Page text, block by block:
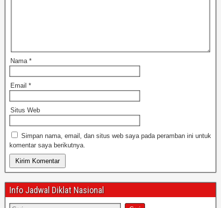
Nama *
Email *
Situs Web
Simpan nama, email, dan situs web saya pada peramban ini untuk
komentar saya berikutnya.
Info Jadwal Diklat Nasional